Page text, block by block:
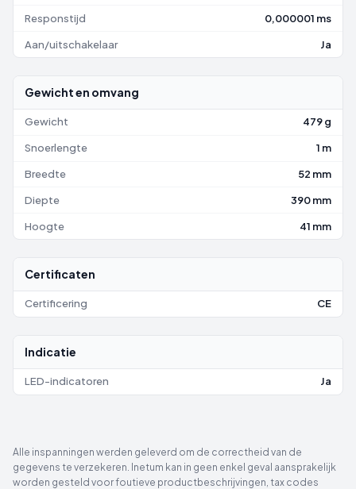
Responstijd 0,000001 ms
Aan/uitschakelaar Ja
Gewicht en omvang
Gewicht 479 g
Snoerlengte 1 m
Breedte 52 mm
Diepte 390 mm
Hoogte 41 mm
Certificaten
Certificering CE
Indicatie
LED-indicatoren Ja
Alle inspanningen werden geleverd om de correctheid van de
gegevens te verzekeren. Inetum kan in geen enkel geval aansprakelijk
worden gesteld voor foutieve productbeschrijvingen, tax codes